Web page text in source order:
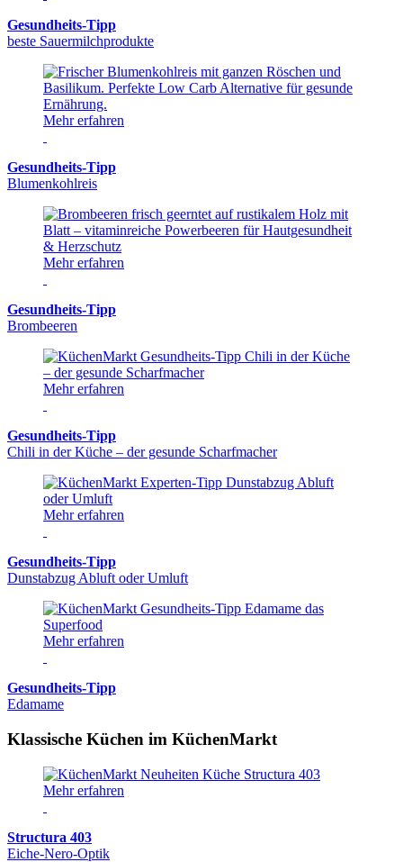
Gesundheits-Tipp
beste Sauermilchprodukte
Mehr erfahren
Gesundheits-Tipp
Blumenkohlreis
Mehr erfahren
Gesundheits-Tipp
Brombeeren
Mehr erfahren
Gesundheits-Tipp
Chili in der Küche – der gesunde Scharfmacher
Mehr erfahren
Gesundheits-Tipp
Dunstabzug Abluft oder Umluft
Mehr erfahren
Gesundheits-Tipp
Edamame
Klassische Küchen im KüchenMarkt
Mehr erfahren
Structura 403
Eiche-Nero-Optik